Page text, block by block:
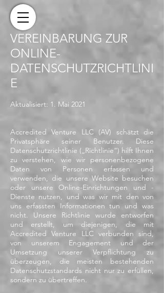
VEREINBARUNG ZUR
ONLINE-
DATENSCHUTZRICHTLINI
E
Aktualisiert: 1. Mai 2021
Accredited Venture LLC (AV) schätzt die
Privatsphäre seiner Benutzer. Diese
Datenschutzrichtlinie („Richtlinie“) hilft Ihnen
zu verstehen, wie wir personenbezogene
Daten von Personen erfassen und
verwenden, die unsere Website besuchen
oder unsere Online-Einrichtungen und -
Dienste nutzen, und was wir mit den von
uns erfassten Informationen tun und was
nicht. Unsere Richtlinie wurde entworfen
und erstellt, um diejenigen, die mit
Accredited Venture LLC verbunden sind,
von unserem Engagement und der
Umsetzung unserer Verpflichtung zu
überzeugen, die meisten bestehenden
Datenschutzstandards nicht nur zu erfüllen,
sondern zu übertreffen.